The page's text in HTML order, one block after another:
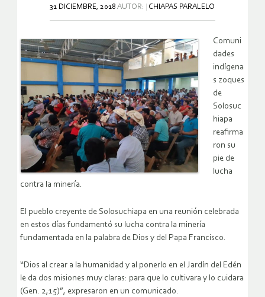
31 DICIEMBRE, 2018 AUTOR: CHIAPAS PARALELO
Comuni
dades
indígena
s zoques
de
Solosuc
hiapa
reafirma
ron su
pie de
lucha
contra la minería.
El pueblo creyente de Solosuchiapa en una reunión celebrada
en estos días fundamentó su lucha contra la minería
fundamentada en la palabra de Dios y del Papa Francisco.
“Dios al crear a la humanidad y al ponerlo en el Jardín del Edén
le da dos misiones muy claras: para que lo cultivara y lo cuidara
(Gen. 2,15)”, expresaron en un comunicado.